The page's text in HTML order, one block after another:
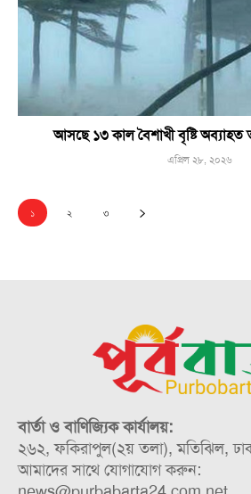
আসছে ১৩ কাল বৈশাখী বৃষ্টি অব্যাহত
এপ্রিল ২৮, ২০২৬
১ ২ ৩
বার্তা ও বাণিজ্যিক কার্যালয়:
২৬২, ফকিরাপুল(২য় তলা), মতিঝিল,
আমাদের সাথে যোগাযোগ করুন: